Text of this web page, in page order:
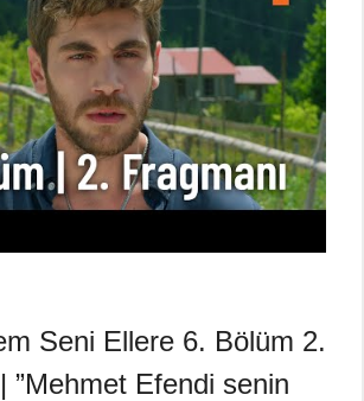
Seni Ellere 6. Bölüm 2.
”Mehmet Efendi senin